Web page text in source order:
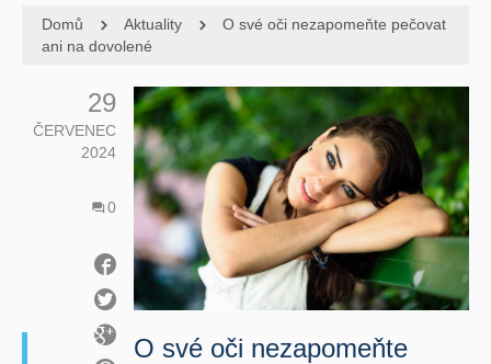
Domů Aktuality
O své oči nezapomeňte pečovat
ani na dovolené
29
ČERVENEC
2024
0
O své oči nezapomeňte